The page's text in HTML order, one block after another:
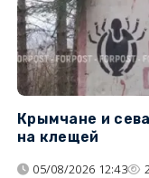
Крымчане и
на клещей
05/08/2026 12:43